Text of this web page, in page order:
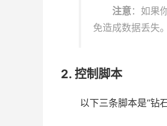
注意：如果
免造成数据丢失。
2. 控制脚本
以下三条脚本是“钻